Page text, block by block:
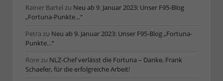
Rainer Bartel zu Neu ab 9. Januar 2023: Unser F95-Blog
„Fortuna-Punkte…“
Petra zu Neu ab 9. Januar 2023: Unser F95-Blog „Fortuna-
Punkte…“
Rorezu NLZ-Chef verlässt die Fortuna – Danke, Frank
Schaefer, für die erfolgreiche Arbeit!